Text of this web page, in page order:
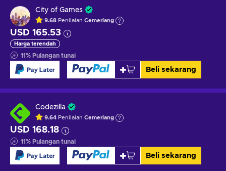
City of Games
9.68 Penilaian Cemerlang
USD 165.53
Harga terendah
11% Pulangan tunai
Beli sekarang
Codezilla
9.64 Penilaian Cemerlang
USD 168.18
11% Pulangan tunai
Beli sekarang